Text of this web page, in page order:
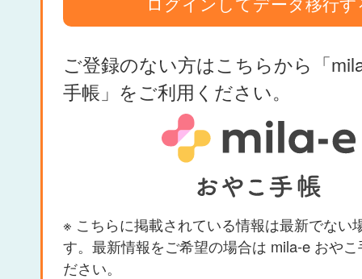
ご登録のない方はこちらから「
手帳」をご利用ください。
※ こちらに掲載されている情報は最新でない
す。最新情報をご希望の場合は mila-e おや
ださい。